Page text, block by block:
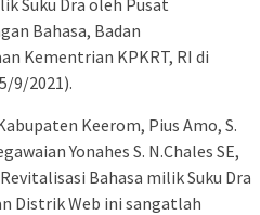
Suku Dra oleh Pusat
Bahasa, Badan
Kementrian KPKRT, RI di
9/2021).
Keerom, Pius Amo, S.
Yonahes S. N.Chales SE,
Bahasa milik Suku Dra
Distrik Web ini sangatlah